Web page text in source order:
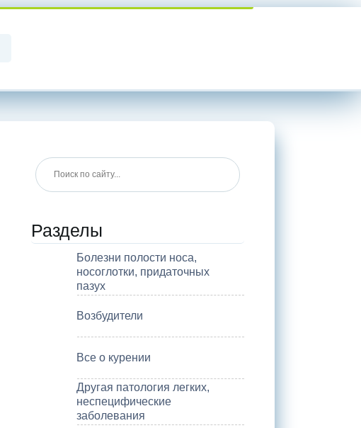
Разделы
Болезни полости носа,
носоглотки, придаточных
пазух
Возбудители
Все о курении
Другая патология легких,
неспецифические
заболевания